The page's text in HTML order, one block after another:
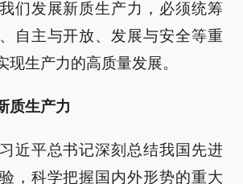
们发展新质生产力，必须统筹
自主与开放、发展与安全等重
现生产力的高质量发展。
质生产力
近平总书记深刻总结我国先进
，科学把握国内外形势的重大